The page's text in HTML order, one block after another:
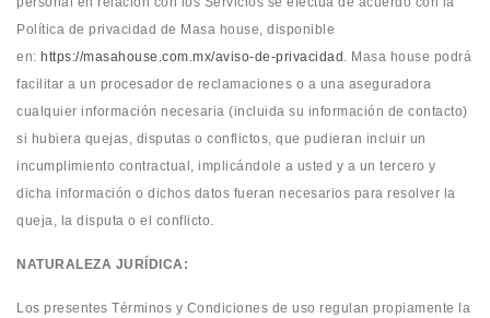
Política de privacidad de Masa house, disponible
en: https://masahouse.com.mx/aviso-de-privacidad . Masa house podrá
facilitar a un procesador de reclamaciones o a una aseguradora
cualquier información necesaria (incluida su información de contacto)
si hubiera quejas, disputas o conflictos, que pudieran incluir un
incumplimiento contractual, implicándole a usted y a un tercero y
dicha información o dichos datos fueran necesarios para resolver la
queja, la disputa o el conflicto.
NATURALEZA JURÍDICA:
Los presentes Términos y Condiciones de uso regulan propiamente la